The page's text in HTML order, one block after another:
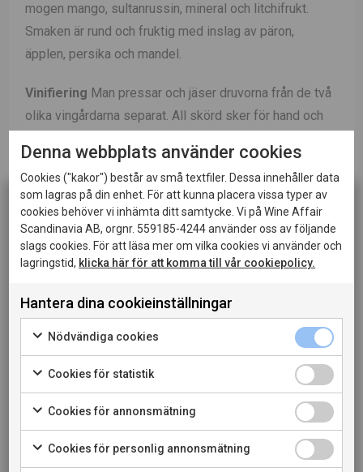
mogen mango, sultanrussin, mineral och litchifrukt.
Smaken är rund och fruktig med inslag av päron,
äpplen, persika och mandel.
Vinifiering Man pressar och jäser druvorna från de två
olika vingårdarna separat. All skörd sker för hand och
naturlig.
LagringLagrats på sin jästfällning i ståltank ca 14-16
månader. Vinet buteljeras efter en lätt filtrering.
Passar tillApéritif, asiatiska rätter eller
hårdostar och blåmögelost.
LADDA NER PRODUKTBLAD
LÄS MER OM PRODUCENTEN
Denna webbplats använder cookies
Cookies ("kakor") består av små textfiler. Dessa innehåller data
som lagras på din enhet. För att kunna placera vissa typer av
cookies behöver vi inhämta ditt samtycke. Vi på Wine Affair
Scandinavia AB, orgnr. 559185-4244 använder oss av följande
slags cookies. För att läsa mer om vilka cookies vi använder och
lagringstid, klicka här för att komma till vår cookiepolicy.
Hantera dina cookieinställningar
Nödvändiga cookies
Cookies för statistik
Cookies för annonsmätning
Cookies för personlig annonsmätning
Denna sida innehåller information om alkoholhaltiga
drycker och riktar sig till dig som fyllt 20 år.
När jag bekräftar att jag är 20 år eller äldre godkänner
jag också att webbplatsen använder cookies.
PRIVATKONSUMENT
RESTAURANGKUND